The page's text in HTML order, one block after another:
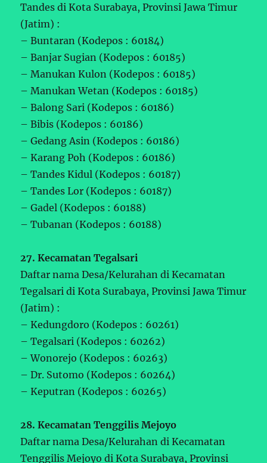
Tandes di Kota Surabaya, Provinsi Jawa Timur
(Jatim) :
– Buntaran (Kodepos : 60184)
– Banjar Sugian (Kodepos : 60185)
– Manukan Kulon (Kodepos : 60185)
– Manukan Wetan (Kodepos : 60185)
– Balong Sari (Kodepos : 60186)
– Bibis (Kodepos : 60186)
– Gedang Asin (Kodepos : 60186)
– Karang Poh (Kodepos : 60186)
– Tandes Kidul (Kodepos : 60187)
– Tandes Lor (Kodepos : 60187)
– Gadel (Kodepos : 60188)
– Tubanan (Kodepos : 60188)
27. Kecamatan Tegalsari
Daftar nama Desa/Kelurahan di Kecamatan
Tegalsari di Kota Surabaya, Provinsi Jawa Timur
(Jatim) :
– Kedungdoro (Kodepos : 60261)
– Tegalsari (Kodepos : 60262)
– Wonorejo (Kodepos : 60263)
– Dr. Sutomo (Kodepos : 60264)
– Keputran (Kodepos : 60265)
28. Kecamatan Tenggilis Mejoyo
Daftar nama Desa/Kelurahan di Kecamatan
Tenggilis Mejoyo di Kota Surabaya, Provinsi